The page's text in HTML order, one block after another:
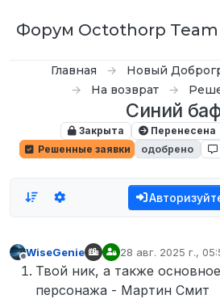
Форум Octothorp Team
Главная Новый
На возврат
Синий
Закрыта Перенесена
Решенные заявки
одобрено
Не в сети
WiseGenie 28 авг. 2025 г.,
отредактировано
Твой ник, а также
персонажа - Мартин Смит